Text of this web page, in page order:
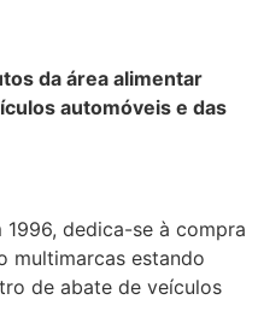
da área alimentar
automóveis e das
1996, dedica-se à compra
multimarcas estando
de abate de veículos